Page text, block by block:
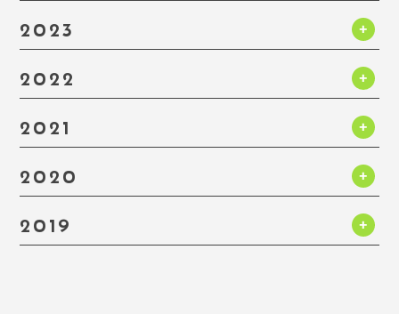
2023
2022
2021
2020
2019